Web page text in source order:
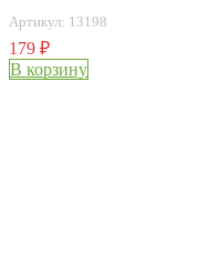
Артикул: 13198
179 ₽
В корзину